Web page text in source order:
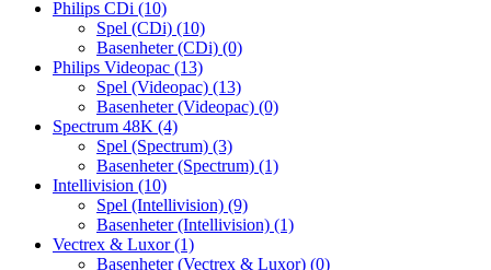
Philips CDi (10)
Spel (CDi) (10)
Basenheter (CDi) (0)
Philips Videopac (13)
Spel (Videopac) (13)
Basenheter (Videopac) (0)
Spectrum 48K (4)
Spel (Spectrum) (3)
Basenheter (Spectrum) (1)
Intellivision (10)
Spel (Intellivision) (9)
Basenheter (Intellivision) (1)
Vectrex & Luxor(1)
Basenheter (Vectrex & Luxor) (0)